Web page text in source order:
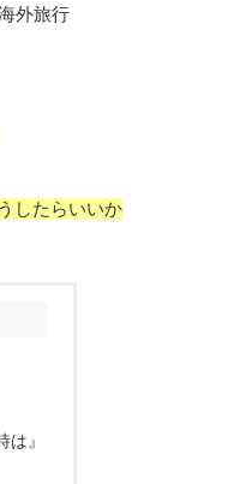
外旅行
したらいいか
は』